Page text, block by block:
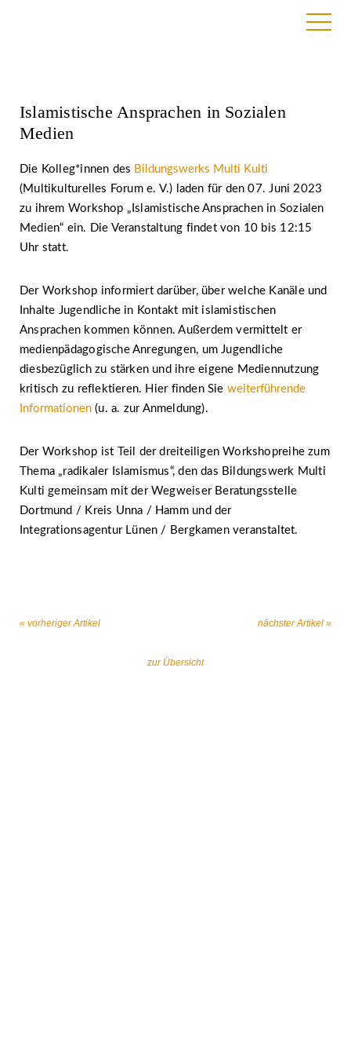
Islamistische Ansprachen in Sozialen
Medien
Die Kolleg*innen des Bildungswerks Multi Kulti
(Multikulturelles Forum e. V.) laden für den 07. Juni 2023
zu ihrem Workshop „Islamistische Ansprachen in Sozialen
Medien“ ein. Die Veranstaltung findet von 10 bis 12:15
Uhr statt.
Der Workshop informiert darüber, über welche Kanäle und
Inhalte Jugendliche in Kontakt mit islamistischen
Ansprachen kommen können. Außerdem vermittelt er
medienpädagogische Anregungen, um Jugendliche
diesbezüglich zu stärken und ihre eigene Mediennutzung
kritisch zu reflektieren. Hier finden Sie weiterführende
Informationen (u. a. zur Anmeldung).
Der Workshop ist Teil der dreiteiligen Workshopreihe zum
Thema „radikaler Islamismus“, den das Bildungswerk Multi
Kulti gemeinsam mit der Wegweiser Beratungsstelle
Dortmund / Kreis Unna / Hamm und der
Integrationsagentur Lünen / Bergkamen veranstaltet.
« vorheriger Artikel
zur Übersicht
nächster Artikel »